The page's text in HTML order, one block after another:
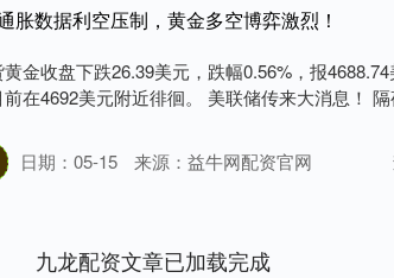
胀数据利空压制，黄金多空博弈激烈！
金收盘下跌26.39美元，跌幅0.56%，报
在4692美元附近徘徊。 美联储传来大消息！
日期：05-15 来源：益牛网配资官网
九龙配资文章已加载完成